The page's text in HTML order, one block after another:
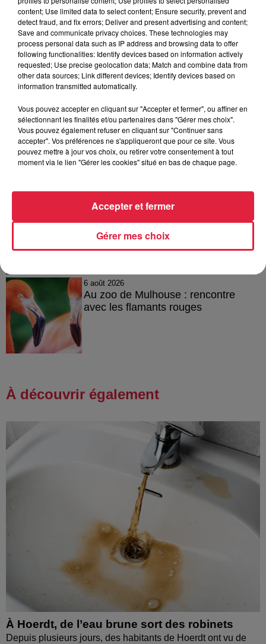
Publié : 10 juillet 2020 à 15h59 - Modifié : 30 octobre 2025 à
16h48 Céline Rinckel
A lire aussi
6 août 2026
À Hoerdt, de l’eau brune sort des
robinets
6 août 2026
Tags antisémites à Strasbourg :
6 août 2026
Au zoo de Mulhouse : rencontre
avec les flamants rouges
À découvrir également
À Hoerdt, de l’eau brune sort des robinets
Depuis plusieurs jours, des habitants de Hoerdt ont vu de
content; Use limited data to select content; Ensure security, prevent and
detect fraud, and fix errors; Deliver and present advertising and content;
Save and communicate privacy choices. These technologies may
process personal data such as IP address and browsing data to offer
following functionalities: Identify devices based on information actively
requested; Use precise geolocation data; Match and combine data from
other data sources; Link different devices; Identify devices based on
information transmitted automatically.
Vous pouvez accepter en cliquant sur "Accepter et fermer", ou affiner en
sélectionnant les finalités et/ou partenaires dans "Gérer mes choix".
Vous pouvez également refuser en cliquant sur "Continuer sans
accepter". Vos préférences ne s'appliqueront que pour ce site. Vous
pouvez mettre à jour vos choix, ou retirer votre consentement à tout
moment via le lien "Gérer les cookies" situé en bas de chaque page.
Gérer mes choix
Accepter et fermer